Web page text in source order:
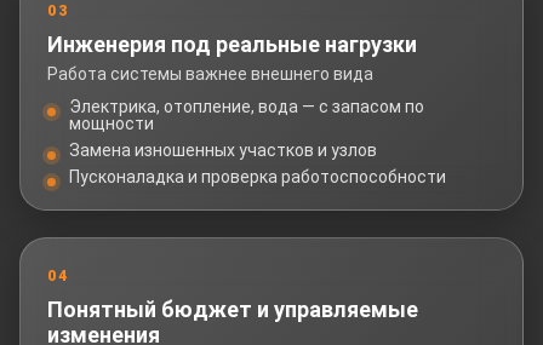
03
Инженерия под реальные нагрузки
Работа системы важнее внешнего вида
Электрика, отопление, вода — с запасом по
мощности
Замена изношенных участков и узлов
Пусконаладка и проверка работоспособности
04
Понятный бюджет и управляемые
изменения